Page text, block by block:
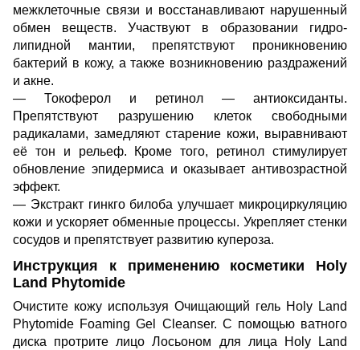
межклеточные связи и восстанавливают нарушенный
обмен веществ. Участвуют в образовании гидро-
липидной мантии, препятствуют проникновению
бактерий в кожу, а также возникновению раздражений
и акне.
— Токоферол и ретинол — антиоксиданты.
Препятствуют разрушению клеток свободными
радикалами, замедляют старение кожи, выравнивают
её тон и рельеф. Кроме того, ретинол стимулирует
обновление эпидермиса и оказывает антивозрастной
эффект.
— Экстракт гинкго билоба улучшает микроциркуляцию
кожи и ускоряет обменные процессы. Укрепляет стенки
сосудов и препятствует развитию купероза.
Инструкция к применению косметики Holy
Land Phytomide
Очистите кожу используя Очищающий гель Holy Land
Phytomide Foaming Gel Cleanser. С помощью ватного
диска протрите лицоЛосьоном для лица Holy Land